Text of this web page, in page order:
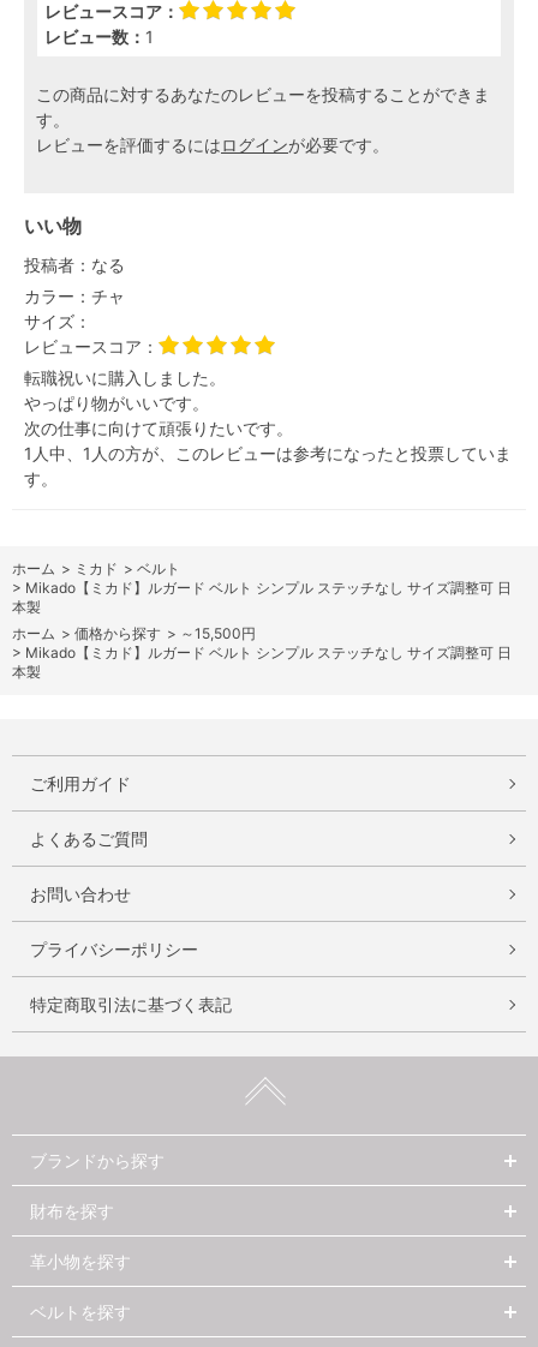
レビュースコア：
レビュー数： 1
この商品に対するあなたのレビューを投稿することができま
す。
レビューを評価するにはログインが必要です。
いい物
投稿者： なる
カラー： チャ
サイズ：
レビュースコア：
転職祝いに購入しました。
やっぱり物がいいです。
次の仕事に向けて頑張りたいです。
1人中、1人の方が、このレビューは参考になったと投票していま
す。
ホーム > ミカド > ベルト
> Mikado【ミカド】ルガード ベルト シンプル ステッチなし サイズ調整可 日
本製
ホーム > 価格から探す > ～15,500円
> Mikado【ミカド】ルガード ベルト シンプル ステッチなし サイズ調整可 日
本製
ご利用ガイド
よくあるご質問
お問い合わせ
プライバシーポリシー
特定商取引法に基づく表記
ブランドから探す
財布を探す
革小物を探す
ベルトを探す